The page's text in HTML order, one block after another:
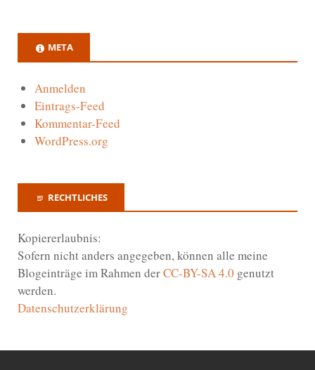
META
Anmelden
Eintrags-Feed
Kommentar-Feed
WordPress.org
RECHTLICHES
Kopiererlaubnis:
Sofern nicht anders angegeben, können alle meine
Blogeinträge im Rahmen derCC-BY-SA 4.0 genutzt
werden.
Datenschutzerklärung